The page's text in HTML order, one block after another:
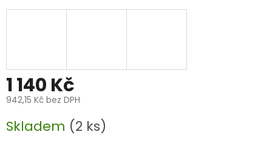
1 140 Kč
942,15 Kč bez DPH
cena:
Skladem (2 ks)